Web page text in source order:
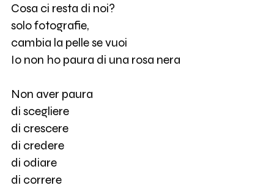
Cosa ci resta di noi?
solo fotografie,
cambia la pelle se vuoi
Io non ho paura di una rosa nera
Non aver paura
di scegliere
di crescere
di credere
di odiare
di correre